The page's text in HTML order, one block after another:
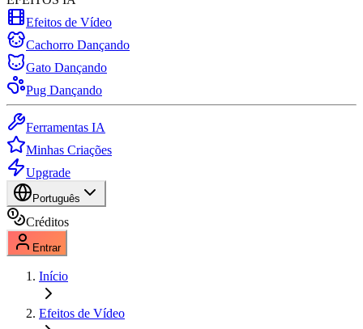
Efeitos de Vídeo
Cachorro Dançando
Gato Dançando
Pug Dançando
Ferramentas IA
Minhas Criações
Upgrade
Português
Créditos
Entrar
Início
Efeitos de Vídeo